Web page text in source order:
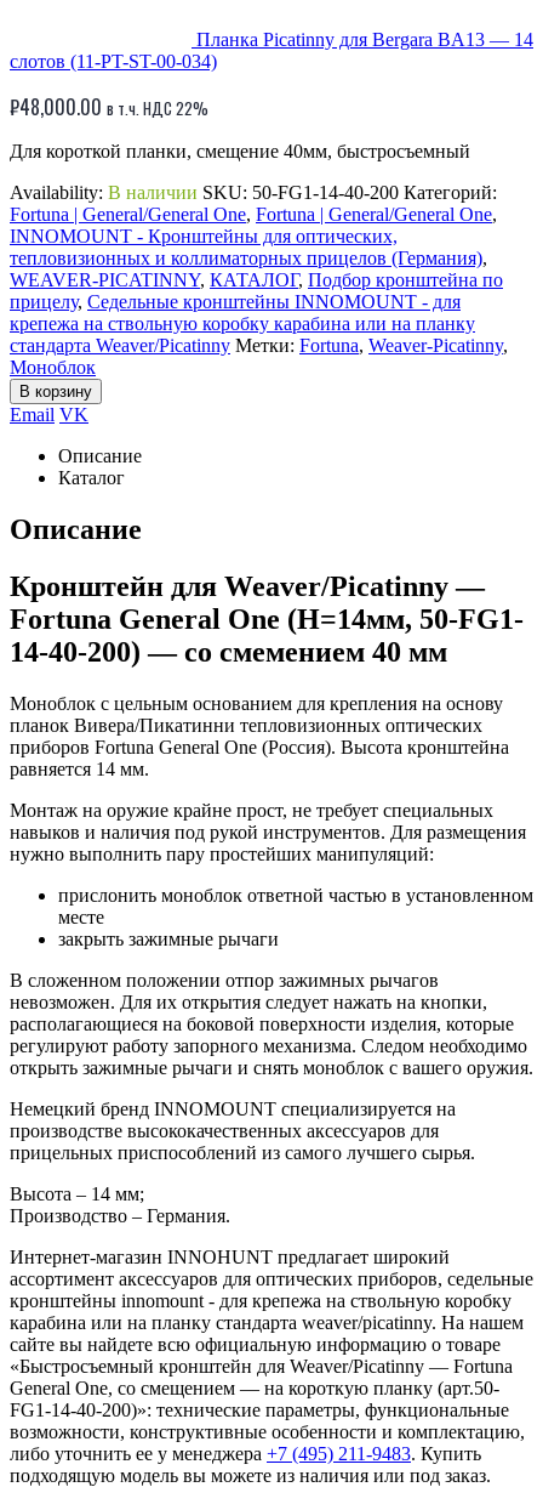
Планка Picatinny для Bergara BA13 — 14
слотов (11-PT-ST-00-034)
₽48,000.00 в т.ч. НДС 22%
Для короткой планки, смещение 40мм, быстросъемный
Availability: В наличии SKU: 50-FG1-14-40-200 Категорий:
Fortuna | General/General One, Fortuna | General/General One,
INNOMOUNT - Кронштейны для оптических,
тепловизионных и коллиматорных прицелов (Германия),
WEAVER-PICATINNY, КАТАЛОГ, Подбор кронштейна по
прицелу, Седельные кронштейны INNOMOUNT - для
крепежа на ствольную коробку карабина или на планку
стандарта Weaver/Picatinny Метки: Fortuna, Weaver-Picatinny,
Моноблок
В корзину
Email VK
Описание
Каталог
Описание
Кронштейн для Weaver/Picatinny —
Fortuna General One (H=14мм, 50-FG1-
14-40-200) — со смемением 40 мм
Моноблок с цельным основанием для крепления на основу
планок Вивера/Пикатинни тепловизионных оптических
приборов Fortuna General One (Россия). Высота кронштейна
равняется 14 мм.
Монтаж на оружие крайне прост, не требует специальных
навыков и наличия под рукой инструментов. Для размещения
нужно выполнить пару простейших манипуляций:
прислонить моноблок ответной частью в установленном
месте
закрыть зажимные рычаги
В сложенном положении отпор зажимных рычагов
невозможен. Для их открытия следует нажать на кнопки,
располагающиеся на боковой поверхности изделия, которые
регулируют работу запорного механизма. Следом необходимо
открыть зажимные рычаги и снять моноблок с вашего оружия.
Немецкий бренд INNOMOUNT специализируется на
производстве высококачественных аксессуаров для
прицельных приспособлений из самого лучшего сырья.
Высота – 14 мм;
Производство – Германия.
Интернет-магазин INNOHUNT предлагает широкий
ассортимент аксессуаров для оптических приборов, седельные
кронштейны innomount - для крепежа на ствольную коробку
карабина или на планку стандарта weaver/picatinny. На нашем
сайте вы найдете всю официальную информацию о товаре
«Быстросъемный кронштейн для Weaver/Picatinny — Fortuna
General One, со смещением — на короткую планку (арт.50-
FG1-14-40-200)»: технические параметры, функциональные
возможности, конструктивные особенности и комплектацию,
либо уточнить ее у менеджера +7 (495) 211-9483. Купить
подходящую модель вы можете из наличия или под заказ.